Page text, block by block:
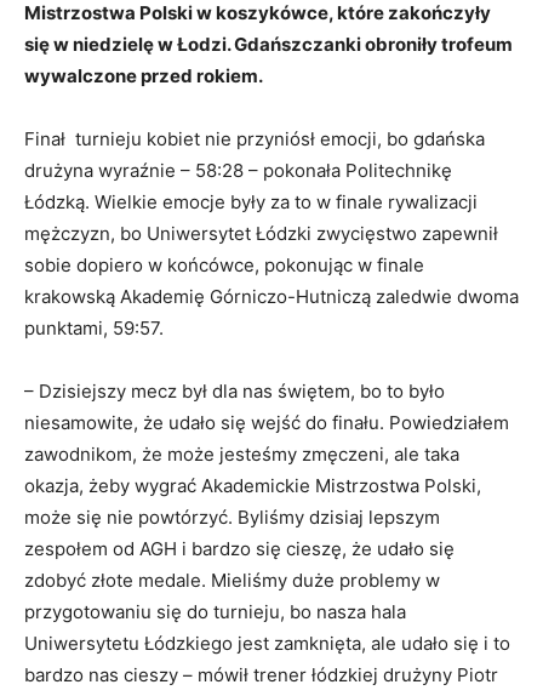
Mistrzostwa Polski w koszykówce, które zakończyły
się w niedzielę w Łodzi. Gdańszczanki obroniły trofeum
wywalczone przed rokiem.
Finał turnieju kobiet nie przyniósł emocji, bo gdańska
drużyna wyraźnie – 58:28 – pokonała Politechnikę
Łódzką. Wielkie emocje były za to w finale rywalizacji
mężczyzn, bo Uniwersytet Łódzki zwycięstwo zapewnił
sobie dopiero w końcówce, pokonując w finale
krakowską Akademię Górniczo-Hutniczą zaledwie dwoma
punktami, 59:57.
– Dzisiejszy mecz był dla nas świętem, bo to było
niesamowite, że udało się wejść do finału. Powiedziałem
zawodnikom, że może jesteśmy zmęczeni, ale taka
okazja, żeby wygrać Akademickie Mistrzostwa Polski,
może się nie powtórzyć. Byliśmy dzisiaj lepszym
zespołem od AGH i bardzo się cieszę, że udało się
zdobyć złote medale. Mieliśmy duże problemy w
przygotowaniu się do turnieju, bo nasza hala
Uniwersytetu Łódzkiego jest zamknięta, ale udało się i to
bardzo nas cieszy – mówił trener łódzkiej drużyny Piotr